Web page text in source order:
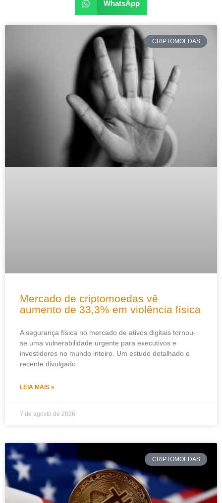
WhatsApp
CRIPTOMOEDAS
Mercado de criptomoedas vê
aumento de 33,3% em violência física
A segurança física no mercado de ativos digitais tornou-
se uma vulnerabilidade urgente para executivos e
investidores no mundo inteiro. Um estudo detalhado e
recente divulgado
LEIA MAIS »
7 de agosto de 2026
CRIPTOMOEDAS